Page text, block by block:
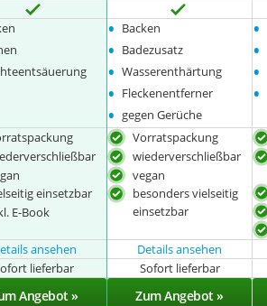
• Backen
• Badezusatz
• Wasserenthärtung
• Fleckenentferner
• gegen Gerüche
•
•
•
•
einsetzbar
E-Book
Vorratspackung
wiederverschließbar
vegan
besonders vielseitig
einsetzbar
ansehen Details ansehen
lieferbar Sofort lieferbar
Angebot » Zum Angebot »